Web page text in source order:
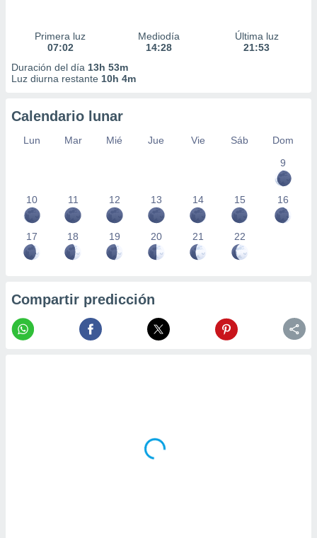
Primera luz
07:02
Mediodía
14:28
Última luz
21:53
Duración del día 13h 53m
Luz diurna restante 10h 4m
Calendario lunar
Lun Mar Mié Jue Vie Sáb
Dom
9
10 11 12 13 14 15 16
17 18 19 20 21 22
Compartir predicción